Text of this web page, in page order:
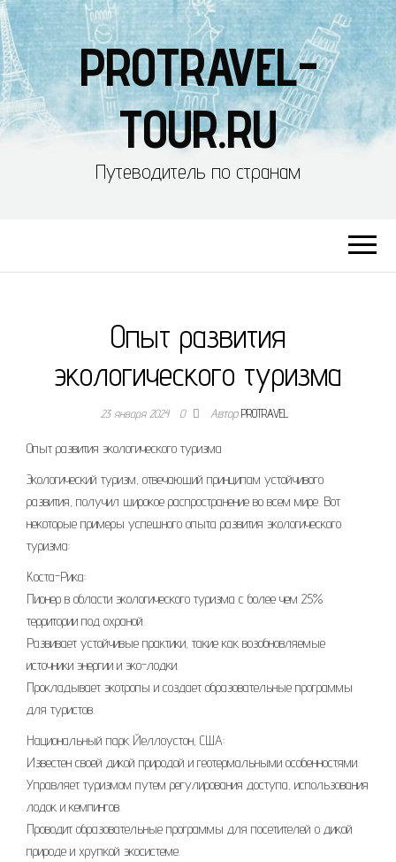
PROTRAVEL-
TOUR.RU
Путеводитель по странам
Опыт развития
экологического туризма
23 января 2024 0 АвторPROTRAVEL
Опыт развития экологического туризма
Экологический туризм, отвечающий принципам устойчивого
развития, получил широкое распространение во всем мире. Вот
некоторые примеры успешного опыта развития экологического
туризма:
Коста-Рика:
Пионер в области экологического туризма с более чем 25%
территории под охраной.
Развивает устойчивые практики, такие как возобновляемые
источники энергии и эко-лодки.
Прокладывает экотропы и создает образовательные программы
для туристов.
Национальный парк Йеллоустон, США:
Известен своей дикой природой и геотермальными особенностями.
Управляет туризмом путем регулирования доступа, использования
лодок и кемпингов.
Проводит образовательные программы для посетителей о дикой
природе и хрупкой экосистеме.